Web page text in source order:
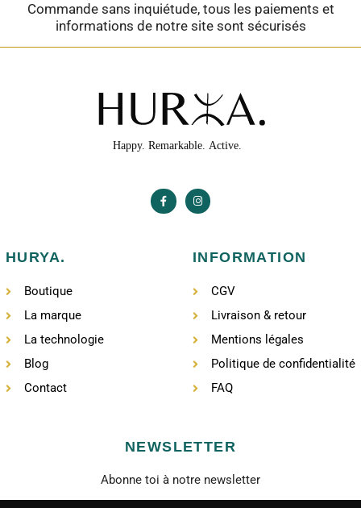
Commande sans inquiétude, tous les paiements et
informations de notre site sont sécurisés
HURYA.
Boutique
La marque
La technologie
Blog
Contact
INFORMATION
CGV
Livraison & retour
Mentions légales
Politique de confidentialité
FAQ
NEWSLETTER
Abonne toi à notre newsletter